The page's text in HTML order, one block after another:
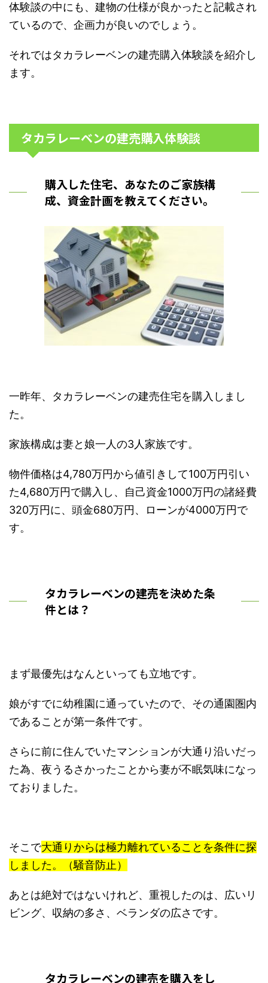
体験談の中にも、建物の仕様が良かったと記載され
ているので、企画力が良いのでしょう。
それではタカラレーベンの建売購入体験談を紹介し
ます。
タカラレーベンの建売購入体験談
購入した住宅、あなたのご家族構
成、資金計画を教えてください。
一昨年、タカラレーベンの建売住宅を購入しまし
た。
家族構成は妻と娘一人の3人家族です。
物件価格は4,780万円から値引きして100万円引い
た4,680万円で購入し、自己資金1000万円の諸経費
320万円に、頭金680万円、ローンが4000万円で
す。
タカラレーベンの建売を決めた条
件とは？
まず最優先はなんといっても立地です。
娘がすでに幼稚園に通っていたので、その通園圏内
であることが第一条件です。
さらに前に住んでいたマンションが大通り沿いだっ
た為、夜うるさかったことから妻が不眠気味になっ
ておりました。
そこで大通りからは極力離れていることを条件に探
しました。（騒音防止）
あとは絶対ではないけれど、重視したのは、広いリ
ビング、収納の多さ、ベランダの広さです。
タカラレーベンの建売を購入をし